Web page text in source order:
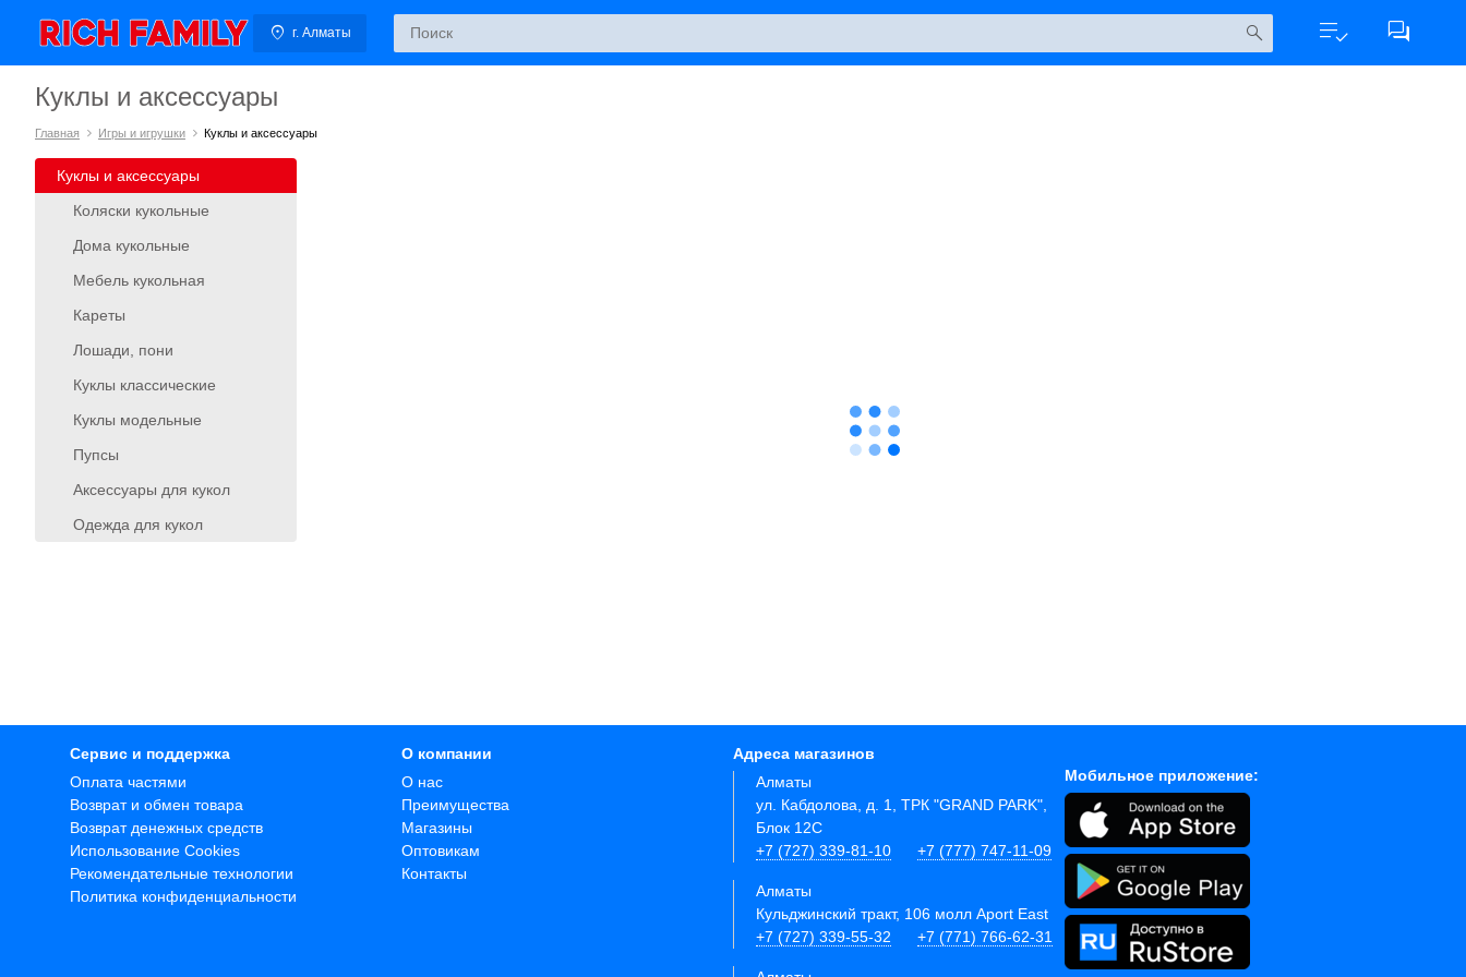
г. Алматы
Куклы и аксессуары
Главная Игры и игрушки Куклы и аксессуары
Куклы и аксессуары
Коляски кукольные
Дома кукольные
Мебель кукольная
Кареты
Лошади, пони
Куклы классические
Куклы модельные
Пупсы
Аксессуары для кукол
Одежда для кукол
Сервис и поддержка
Оплата частями
Возврат и обмен товара
Возврат денежных средств
Использование Cookies
Рекомендательные технологии
Политика конфиденциальности
О компании
О нас
Преимущества
Магазины
Оптовикам
Контакты
Адреса магазинов
Алматы
ул. Кабдолова, д. 1, ТРК "GRAND PARK",
Блок 12C
+7 (727) 339-81-10
+7 (777) 747-11-09
Алматы
Кульджинский тракт, 106 молл Aport East
+7 (727) 339-55-32
+7 (771) 766-62-31
Мобильное приложение: